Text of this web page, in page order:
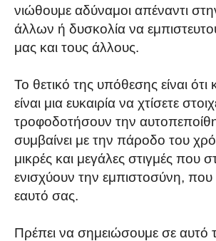
νιώθουμε αδύναμοι απέναντι
άλλων ή δυσκολία να
μας και τους άλλους.
Το θετικό της υπόθεσης είναι ότι
είναι μια ευκαιρία να χτίσετε
τροφοδοτήσουν την
συμβαίνει με την πάροδο του
μικρές και μεγάλες στιγμές που
ενισχύουν την εμπιστοσύνη, που
εαυτό σας.
Πρέπει να σημειώσουμε σε αυτό